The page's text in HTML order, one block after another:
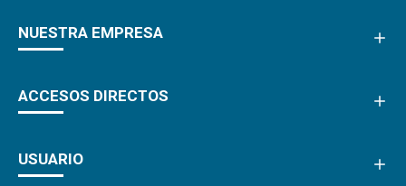
NUESTRA EMPRESA
ACCESOS DIRECTOS
USUARIO